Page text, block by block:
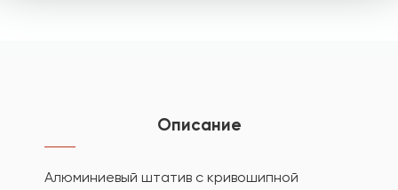
Описание
Алюминиевый штатив с кривошипной